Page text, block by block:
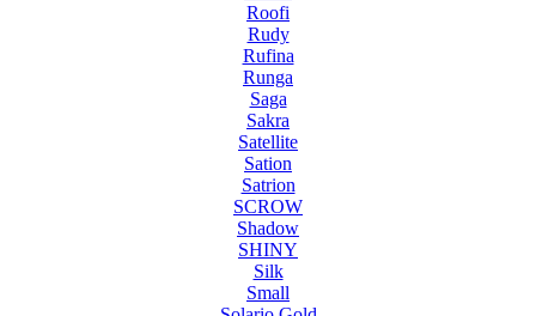
Roofi
Rudy
Rufina
Runga
Saga
Sakra
Satellite
Sation
Satrion
SCROW
Shadow
SHINY
Silk
Small